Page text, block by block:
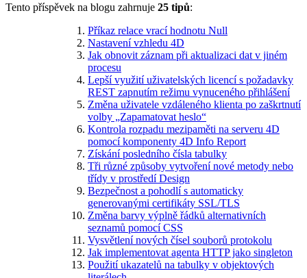
Tento příspěvek na blogu zahrnuje 25 tipů:
Příkaz relace vrací hodnotu Null
Nastavení vzhledu 4D
Jak obnovit záznam při aktualizaci dat v jiném
procesu
Lepší využití uživatelských licencí s požadavky
REST zapnutím režimu vynuceného přihlášení
Změna uživatele vzdáleného klienta po zaškrtnutí
volby „Zapamatovat heslo“
Kontrola rozpadu mezipaměti na serveru 4D
pomocí komponenty 4D Info Report
Získání posledního čísla tabulky
Tři různé způsoby vytvoření nové metody nebo
třídy v prostředí Design
Bezpečnost a pohodlí s automaticky
generovanými certifikáty SSL/TLS
Změna barvy výplně řádků alternativních
seznamů pomocí CSS
Vysvětlení nových čísel souborů protokolu
Jak implementovat agenta HTTP jako singleton
Použití ukazatelů na tabulky v objektových